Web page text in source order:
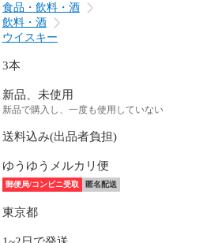
食品・飲料・酒
飲料・酒
ウイスキー
3本
新品、未使用
新品で購入し、一度も使用していない
送料込み(出品者負担)
ゆうゆうメルカリ便
郵便局/コンビニ受取 匿名配送
東京都